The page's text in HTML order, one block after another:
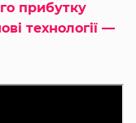
прибутку
технології —